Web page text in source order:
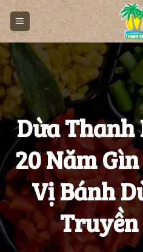
Skip
to
content
Dừa Thanh
20 Năm
Vị Bánh
Truyền